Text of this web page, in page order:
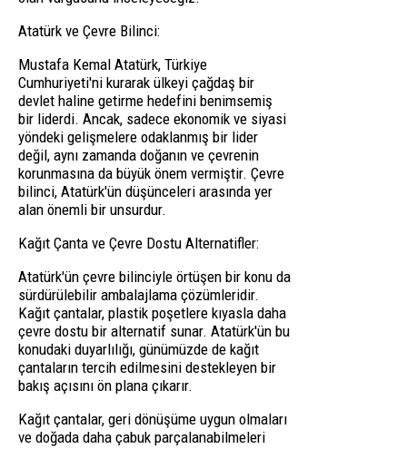
Atatürk ve Çevre Bilinci:
Mustafa Kemal Atatürk, Türkiye
Cumhuriyeti'ni kurarak ülkeyi çağdaş bir
devlet haline getirme hedefini benimsemiş
bir liderdi. Ancak, sadece ekonomik ve siyasi
yöndeki gelişmelere odaklanmış bir lider
değil, aynı zamanda doğanın ve çevrenin
korunmasına da büyük önem vermiştir. Çevre
bilinci, Atatürk'ün düşünceleri arasında yer
alan önemli bir unsurdur.
Kağıt Çanta ve Çevre Dostu Alternatifler:
Atatürk'ün çevre bilinciyle örtüşen bir konu da
sürdürülebilir ambalajlama çözümleridir.
Kağıt çantalar, plastik poşetlere kıyasla daha
çevre dostu bir alternatif sunar. Atatürk'ün bu
konudaki duyarlılığı, günümüzde de kağıt
çantaların tercih edilmesini destekleyen bir
bakış açısını ön plana çıkarır.
Kağıt çantalar, geri dönüşüme uygun olmaları
ve doğada daha çabuk parçalanabilmeleri